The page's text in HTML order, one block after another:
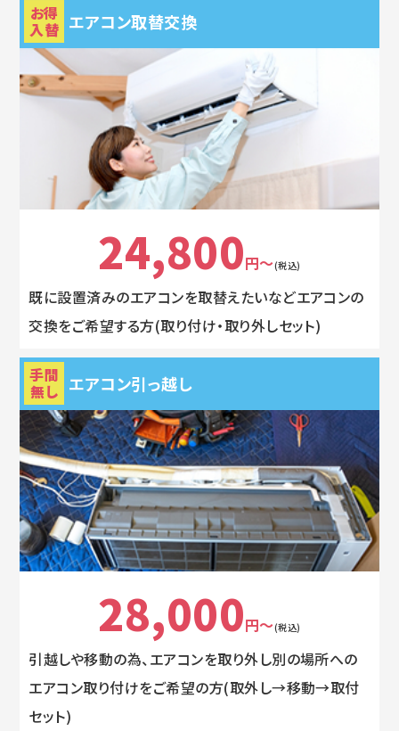
お得
入替 エアコン取替交換
24,800円～(税込)
既に設置済みのエアコンを取替えたいなどエアコンの
交換をご希望する方(取り付け・取り外しセット)
手間
無し エアコン引っ越し
28,000円～(税込)
引越しや移動の為、エアコンを取り外し別の場所への
エアコン取り付けをご希望の方(取外し→移動→取付
セット)